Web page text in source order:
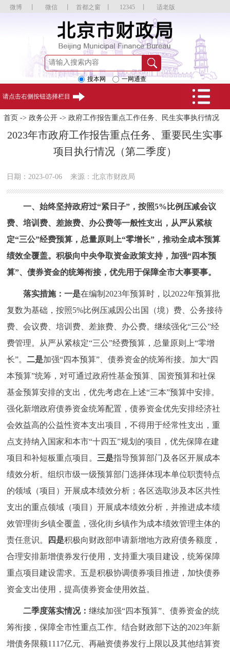
微博 微信 12345 适老版
首都之窗
搜本网 一网通查
请点击右侧按钮选择栏目
首页 -> 政务公开-> 政府工作报告重点工作任务、民生实事执行情况
2023年市政府工作报告重点任务、重要民生实事
项目执行情况（第二季度）
日期：2023-07-06 来源：北京市财政局
一、始终坚持政府过“紧日子”，按照5%比例压减会议
费、培训费、差旅费、办公费等一般性支出，从严从紧核
定“三公”经费预算，总量原则上“零增长”，推动全成本预算
绩效全覆盖。积极向中央争取资金政策支持，加强“四本预
算”、债券资金的统筹衔接，优先用于保障全市大事要事。
落实措施：一是在编制2023年预算时，以2022年预算批
复数为基础，按照5%比例压减因公出国（境）费、公务接待
费、会议费、培训费、差旅费、办公费。继续强化“三公”经
费管理。从严从紧核定“三公”经费预算，总量原则上“零增
长”。二是加强“四本预算”、债券资金的统筹衔接。加大“四
本预算”统筹，对可通过政府性基金预算、国资预算和社保
基金预算安排的支出，优先考虑在上述“三本”预算中安排。
强化新增政府债券资金统筹配置，债券资金优先安排经济社
会效益高的公益性资本支出项目，不得用于经常性支出，重
点支持纳入国家和本市“十四五”规划的项目，优先保障在建
项目和补短板重点项目。 三是指导预算部门及各区开展成本
绩效分析。组织市级一级预算部门选择体现本单位职责特点
的领域（项目）开展成本绩效分析；各区选取涉及本区共性
支出的重点领域（项目）开展成本绩效分析，并推进成本绩
效管理街乡镇全覆盖，强化街乡镇作为成本绩效管理主体的
责任意识。
四是积极向财政部申请新增地方政府债务额度，
合理安排新增债券发行使用，支持重大项目建设，统筹保障
重点项目建设需求。五是积极协调债券项目推进，加快债券
资金支出使用，提高债券资金使用效益。
二季度落实情况：继续加强“四本预算”、债券资金的统
筹衔接，保障全市性重点工作。结合财政部下达的2023年新
增债务限额1117亿元、再融资债券发行上限以及其他结算资